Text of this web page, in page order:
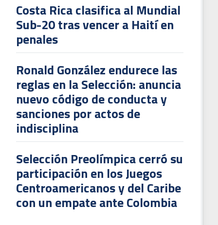
Costa Rica clasifica al Mundial
Sub-20 tras vencer a Haití en
penales
Ronald González endurece las
reglas en la Selección: anuncia
nuevo código de conducta y
sanciones por actos de
indisciplina
Selección Preolímpica cerró su
participación en los Juegos
Centroamericanos y del Caribe
con un empate ante Colombia